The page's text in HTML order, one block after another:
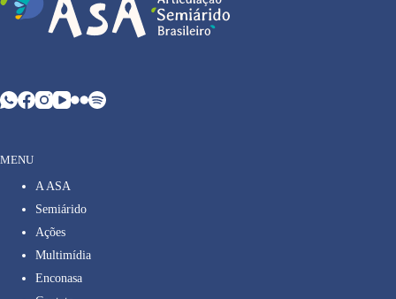
MENU
A ASA
Semiárido
Ações
Multimídia
Enconasa